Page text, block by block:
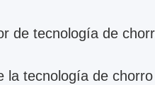
de tecnología de
la tecnología de